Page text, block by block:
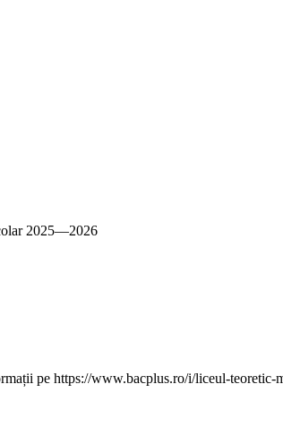
2025—2026
pe https://www.bacplus.ro/i/liceul-teoretic-